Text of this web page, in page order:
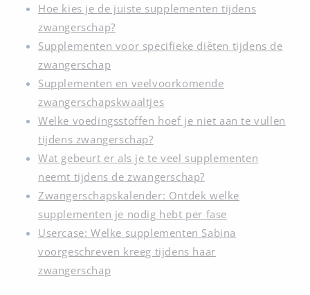
Hoe kies je de juiste supplementen tijdens
zwangerschap?
Supplementen voor specifieke diëten tijdens de
zwangerschap
Supplementen en veelvoorkomende
zwangerschapskwaaltjes
Welke voedingsstoffen hoef je niet aan te vullen
tijdens zwangerschap?
Wat gebeurt er als je te veel supplementen
neemt tijdens de zwangerschap?
Zwangerschapskalender: Ontdek welke
supplementen je nodig hebt per fase
Usercase: Welke supplementen Sabina
voorgeschreven kreeg tijdens haar
zwangerschap